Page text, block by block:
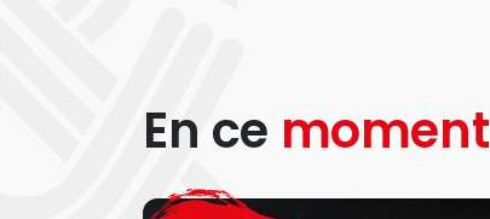
En ce moment